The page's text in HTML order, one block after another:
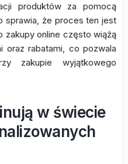
produktów za pomocą
sprawia, że proces ten jest
zakupy online często wiążą
oraz rabatami, co pozwala
zakupie wyjątkowego
w świecie